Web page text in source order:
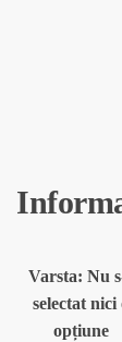
Varsta: Nu
selectat nici
opțiune